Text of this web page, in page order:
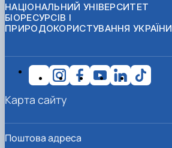
НАЦІОНАЛЬНИЙ УНІВЕРСИТЕТ
БІОРЕСУРСІВ І
ПРИРОДОКОРИСТУВАННЯ УКРАЇНИ
Поштова адреса
Карта сайту